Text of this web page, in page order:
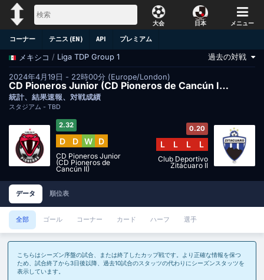
大会 日本 メニュー
コーナー テニス (EN) API プレミアム
メキシコ / Liga TDP Group 1 過去の対戦
2024年4月19日 - 22時00分 (Europe/London)
CD Pioneros Junior (CD Pioneros de Cancún II)対Club Deportivo Zitácuaro II
統計、結果速報、対戦成績
スタジアム - TBD
2.32
D D W D
CD Pioneros Junior
(CD Pioneros de
Cancún II)
0.20
L L L L
Club Deportivo
Zitácuaro II
データ 順位表
全部 ゴール コーナー カード ハーフ 選手
こちらはシーズン序盤の試合、または終了したカップ戦です。より正確な情報を保つ
ため、試合終了から3日後以降、過去10試合のスタッツの代わりにシーズンスタッツを
表示しています。